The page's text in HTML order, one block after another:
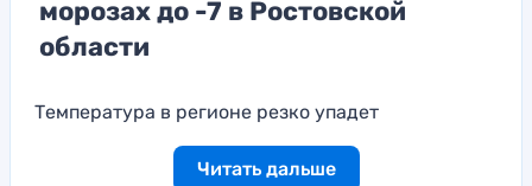
морозах до -7 в Ростовской
области
Температура в регионе резко упадет
Читать дальше